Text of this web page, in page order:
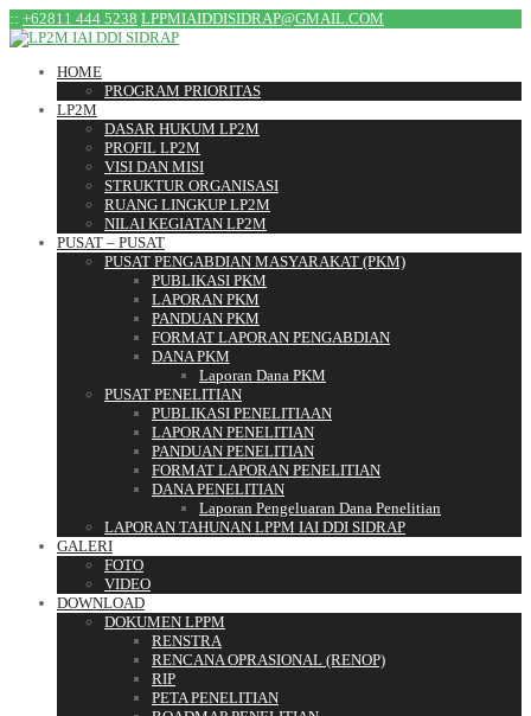
:: +62811 444 5238 LPPMIAIDDISIDRAP@GMAIL.COM
HOME
PROGRAM PRIORITAS
LP2M
DASAR HUKUM LP2M
PROFIL LP2M
VISI DAN MISI
STRUKTUR ORGANISASI
RUANG LINGKUP LP2M
NILAI KEGIATAN LP2M
PUSAT – PUSAT
PUSAT PENGABDIAN MASYARAKAT (PKM)
PUBLIKASI PKM
LAPORAN PKM
PANDUAN PKM
FORMAT LAPORAN PENGABDIAN
DANA PKM
Laporan Dana PKM
PUSAT PENELITIAN
PUBLIKASI PENELITIAAN
LAPORAN PENELITIAN
PANDUAN PENELITIAN
FORMAT LAPORAN PENELITIAN
DANA PENELITIAN
Laporan Pengeluaran Dana Penelitian
LAPORAN TAHUNAN LPPM IAI DDI SIDRAP
GALERI
FOTO
VIDEO
DOWNLOAD
DOKUMEN LPPM
RENSTRA
RENCANA OPRASIONAL (RENOP)
RIP
PETA PENELITIAN